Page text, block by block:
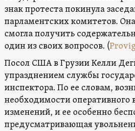
знак протеста покинула
парламентских комитетов.
смогла получить
один из своих вопросов. (
Посол США в Грузии Келли
упразднением службы
инспектора. По ее словам,
необходимости оперативного
изменений, и ее особенно
предусматривающая